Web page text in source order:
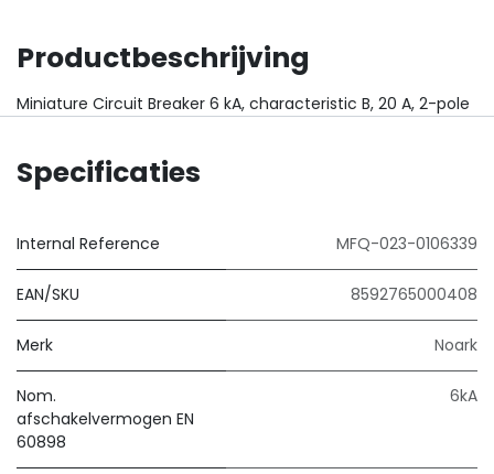
Productbeschrijving
Miniature Circuit Breaker 6 kA, characteristic B, 20 A, 2-pole
Specificaties
Internal Reference MFQ-023-0106339
EAN/SKU 8592765000408
Merk Noark
Nom.
afschakelvermogen EN
60898
6kA